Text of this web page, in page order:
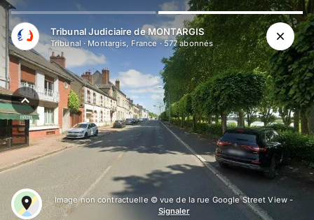
Aller au contenu principal
Tribunal Judiciaire de MONTARGIS
Tribunal · Montargis, France·577abonnés
Image non contractuelle © vue de la rue Google Street View -
Signaler